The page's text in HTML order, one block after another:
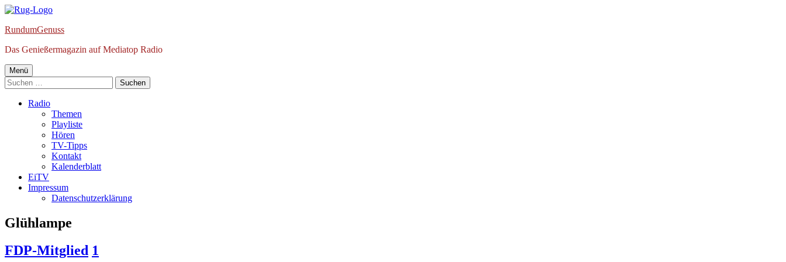
Springe
Inhalt
RundumGenuss
Das Genießermagazin auf Mediatop Radio
Primäres
Menü
Menü
Suchen
nach:
Radio
Themen
Playliste
Hören
TV-Tipps
Kontakt
Kalenderblatt
EiTV
Impressum
Datenschutzerklärung
Schlagwort:
Glühlampe
FDP-Mitglied 1